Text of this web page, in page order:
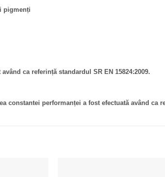
pigmenți
ca referință standardul SR EN 15824:2009.
constantei performanței a fost efectuată având ca